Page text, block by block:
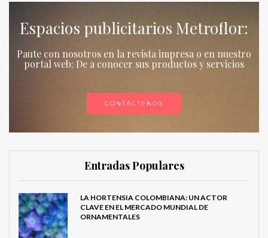
Espacios publicitarios Metroflor:
Paute con nosotros en la revista impresa o en nuestro
portal web: De a conocer sus productos y servicios
CONTÁCTENOS
Entradas Populares
LA HORTENSIA COLOMBIANA: UN ACTOR
CLAVE EN EL MERCADO MUNDIAL DE
ORNAMENTALES